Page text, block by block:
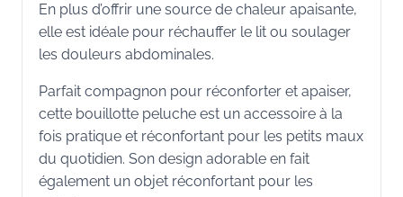
En plus d’offrir une source de chaleur apaisante,
elle est idéale pour réchauffer le lit ou soulager
les douleurs abdominales.
Parfait compagnon pour réconforter et apaiser,
cette bouillotte peluche est un accessoire à la
fois pratique et réconfortant pour les petits maux
du quotidien. Son design adorable en fait
également un objet réconfortant pour les